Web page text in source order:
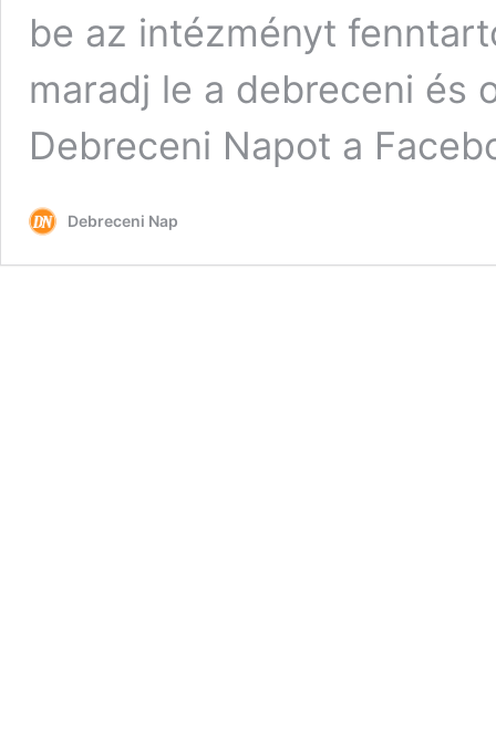
be az intézményt
maradj le a debreceni és
Debreceni Napot a
Debreceni Nap